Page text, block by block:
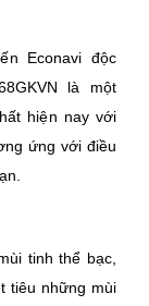
Econavi độc
là một
hiện nay với
ứng với điều
tinh thể bạc,
tiêu những mùi